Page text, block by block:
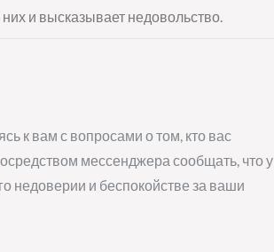
и высказывает недовольство.
к вам с вопросами о том, кто вас
мессенджера сообщать, что у
недоверии и беспокойстве за ваши